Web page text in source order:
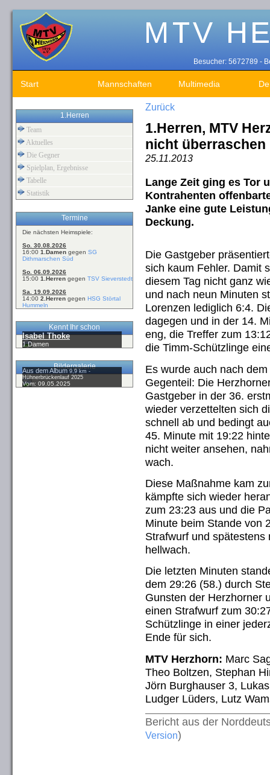
Besucher: 5672789 -
Start Mannschaften Multimedia
1.Herren
Team
Aktuelles
Die Gegner
Spielplan, Ergebnisse
Tabelle
Statistik
Termine
Die nächsten Heimspiele:
So. 30.08.2026
16:00 1.Damen gegen SG
Dithmarschen Süd
So. 06.09.2026
15:00 1.Herren gegen TSV Sieverstedt
Sa. 19.09.2026
14:00 2.Herren gegen HSG Störtal
Hummeln
Kennt Ihr schon
Isabel Thoke
1.Damen
Bildergalerie
Aus dem Album9,9 km -
Hühnerbrückenlauf 2025
Vom: 09.05.2025
Zurück
1.Herren, MTV
nicht überraschen
25.11.2013
Lange Zeit ging es Tor
Kontrahenten
Janke eine gute
Deckung.
Die Gastgeber
sich kaum Fehler. Damit
diesem Tag nicht ganz
und nach neun Minuten
Lorenzen lediglich 6:4.
dagegen und in der 14.
eng, die Treffer zum
die Timm-Schützlinge
Es wurde auch nach
Gegenteil: Die
Gastgeber in der 36.
wieder verzettelten sich
schnell ab und bedingt
45. Minute mit 19:22
nicht weiter ansehen,
wach.
Diese Maßnahme kam
kämpfte sich wieder
zum 23:23 aus und die
Minute beim Stande von
Strafwurf und
hellwach.
Die letzten Minuten
dem 29:26 (58.) durch
Gunsten der Herzhorner
einen Strafwurf zum
Schützlinge in einer
Ende für sich.
MTV Herzhorn: Marc
Theo Boltzen, Stephan
Jörn Burghauser 3,
Ludger Lüders, Lutz
Bericht aus der
Version)